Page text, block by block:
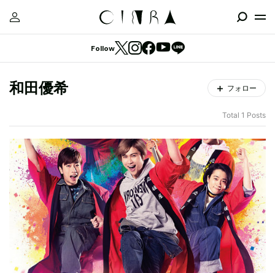
Follow
和田優希 フォロー
Total 1 Posts